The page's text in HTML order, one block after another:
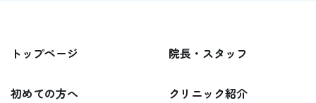
トップページ 院長・スタッフ
初めての方へ クリニック紹介